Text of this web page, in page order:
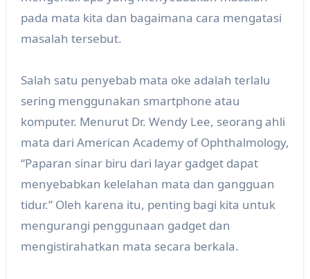
pada mata kita dan bagaimana cara mengatasi
masalah tersebut.
Salah satu penyebab mata oke adalah terlalu
sering menggunakan smartphone atau
komputer. Menurut Dr. Wendy Lee, seorang ahli
mata dari American Academy of Ophthalmology,
“Paparan sinar biru dari layar gadget dapat
menyebabkan kelelahan mata dan gangguan
tidur.” Oleh karena itu, penting bagi kita untuk
mengurangi penggunaan gadget dan
mengistirahatkan mata secara berkala.